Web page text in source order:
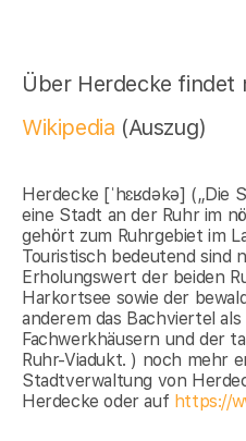
Über Herdecke findet
Wikipedia (Auszug)
Herdecke [ˈhɛʁdəkə] („Die
eine Stadt an der Ruhr im
gehört zum Ruhrgebiet im
Touristisch bedeutend sind
Erholungswert der beiden
Harkortsee sowie der
anderem das Bachviertel
Fachwerkhäusern und der
Ruhr-Viadukt. ) noch mehr
Stadtverwaltung von
Herdecke oder auf https://